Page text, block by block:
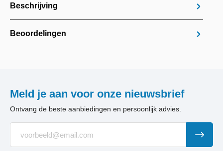
Beschrijving
Beoordelingen
Meld je aan voor onze nieuwsbrief
Ontvang de beste aanbiedingen en persoonlijk advies.